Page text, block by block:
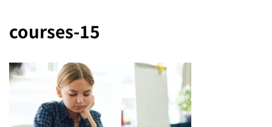
courses-15